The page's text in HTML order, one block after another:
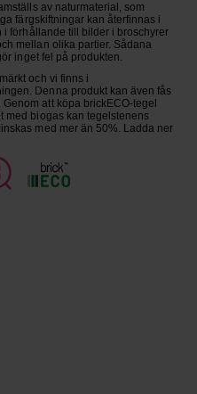
av naturmaterial, som
färgskiftningar kan återfinnas i
i förhållande till bilder i broschyrer
mellan olika partier. Sådana
inget fel på produkten.
och vi finns i
Denna produkt kan även fås
att köpa brickECO-tegel
med biogas kan tegelstenens
med mer än 50%. Ladda ner